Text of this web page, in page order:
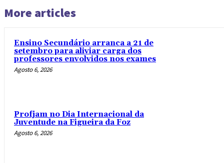
More articles
Ensino Secundário arranca a 21 de
setembro para aliviar carga dos
professores envolvidos nos exames
Agosto 6, 2026
Profjam no Dia Internacional da
Juventude na Figueira da Foz
Agosto 6, 2026